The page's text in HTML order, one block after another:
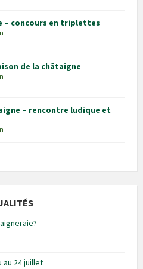
– concours en triplettes
de la châtaigne
– rencontre ludique et
au 24 juillet